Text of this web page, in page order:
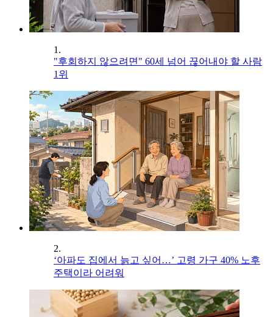
1.
"후회하지 않으려면" 60세 넘어 끊어내야 할 사람
1위
2.
‘아파도 집에서 늙고 싶어…’ 고령 가구 40% 노후
주택이라 어려워